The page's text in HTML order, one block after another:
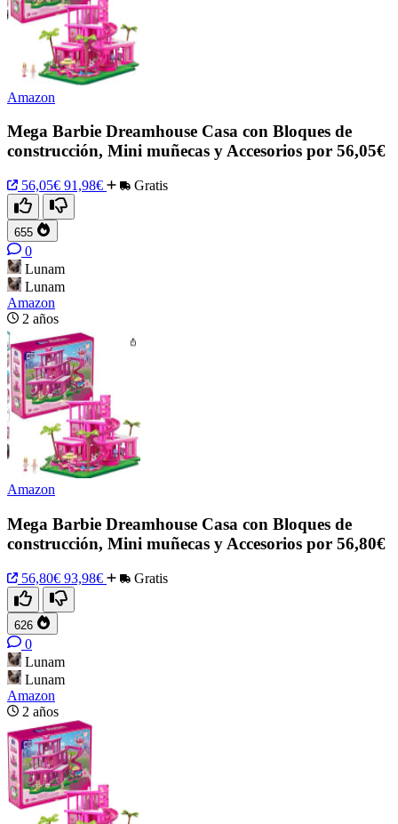
Amazon
Mega Barbie Dreamhouse Casa con Bloques de
construcción, Mini muñecas y Accesorios por 56,05€
56,05€ 91,98€ Gratis
655
0
Lunam
Lunam
Amazon
2 años
Amazon
Mega Barbie Dreamhouse Casa con Bloques de
construcción, Mini muñecas y Accesorios por 56,80€
56,80€ 93,98€ Gratis
626
0
Lunam
Lunam
Amazon
2 años